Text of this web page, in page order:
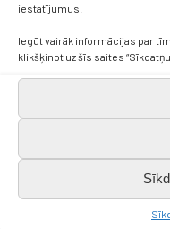
iestatījumus.
Iegūt vairāk informācijas par
klikšķinot uz šīs saites